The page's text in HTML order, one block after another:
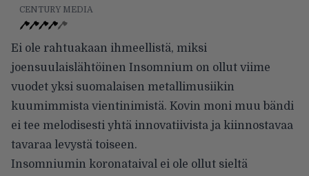
CENTURY MEDIA
Ei ole rahtuakaan ihmeellistä, miksi
joensuulaislähtöinen Insomnium on ollut viime
vuodet yksi suomalaisen metallimusiikin
kuumimmista vientinimistä. Kovin moni muu bändi
ei tee melodisesti yhtä innovatiivista ja kiinnostavaa
tavaraa levystä toiseen.
Insomniumin koronataival ei ole ollut sieltä